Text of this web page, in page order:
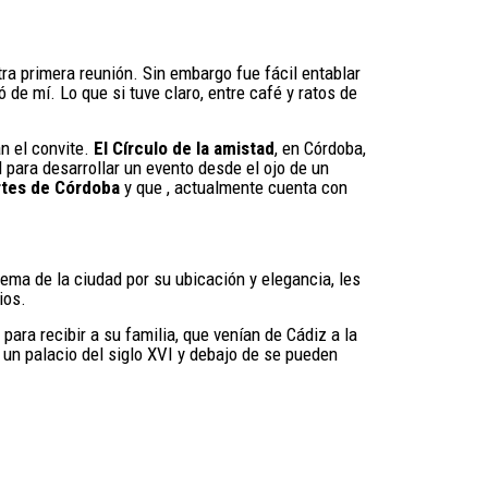
primera reunión. Sin embargo fue fácil entablar
mí. Lo que si tuve claro, entre café y ratos de
el convite. El Círculo de la amistad, en Córdoba,
desarrollar un evento desde el ojo de un
de Córdoba y que , actualmente cuenta con
de la ciudad por su ubicación y elegancia, les
recibir a su familia, que venían de Cádiz a la
palacio del siglo XVI y debajo de se pueden